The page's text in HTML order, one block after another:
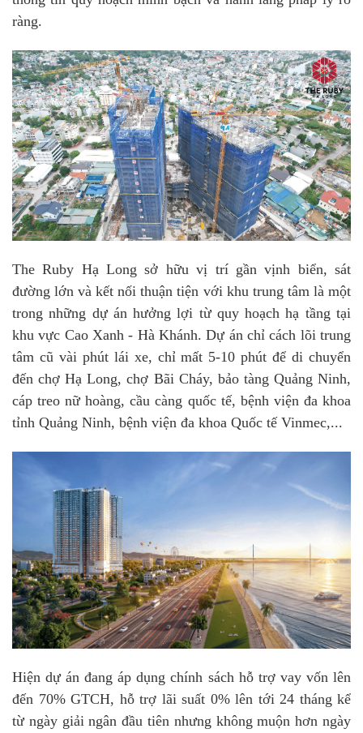
ràng.
The Ruby Hạ Long sở hữu vị trí gần vịnh biển, sát
đường lớn và kết nối thuận tiện với khu trung tâm là một
trong những dự án hưởng lợi từ quy hoạch hạ tầng tại
khu vực Cao Xanh - Hà Khánh. Dự án chỉ cách lõi trung
tâm cũ vài phút lái xe, chỉ mất 5-10 phút để di chuyển
đến chợ Hạ Long, chợ Bãi Cháy, bảo tàng Quảng Ninh,
cáp treo nữ hoàng, cầu càng quốc tế, bệnh viện đa khoa
tỉnh Quảng Ninh, bệnh viện đa khoa Quốc tế Vinmec,...
Hiện dự án đang áp dụng chính sách hỗ trợ vay vốn lên
đến 70% GTCH, hỗ trợ lãi suất 0% lên tới 24 tháng kể
từ ngày giải ngân đầu tiên nhưng không muộn hơn ngày